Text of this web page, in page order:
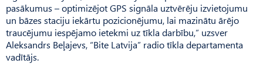
pasākumus – optimizējot GPS signāla uztvērēju izvietojumu
un bāzes staciju iekārtu pozicionējumu, lai mazinātu ārējo
traucējumu iespējamo ietekmi uz tīkla darbību,” uzsver
Aleksandrs Beļajevs, “Bite Latvija” radio tīkla departamenta
vadītājs.